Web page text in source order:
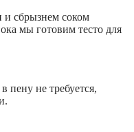
и сбрызнем соком
мы готовим тесто для
пену не требуется,